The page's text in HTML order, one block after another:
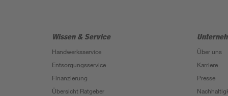
Wissen & Service
Handwerksservice
Entsorgungsservice
Finanzierung
Übersicht Ratgeber
Über uns
Karriere
Presse